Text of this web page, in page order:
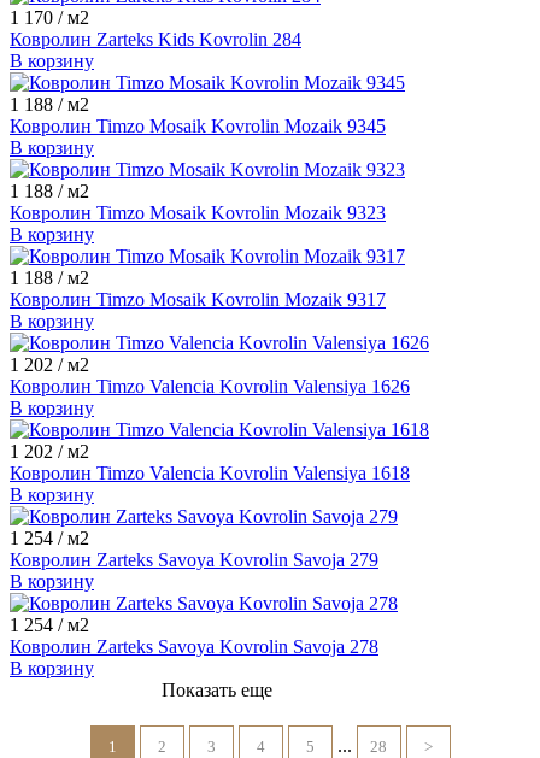
1 170 / м2
Ковролин Zarteks Kids Kovrolin 284
В корзину
1 188 / м2
Ковролин Timzo Mosaik Kovrolin Mozaik 9345
В корзину
1 188 / м2
Ковролин Timzo Mosaik Kovrolin Mozaik 9323
В корзину
1 188 / м2
Ковролин Timzo Mosaik Kovrolin Mozaik 9317
В корзину
1 202 / м2
Ковролин Timzo Valencia Kovrolin Valensiya 1626
В корзину
1 202 / м2
Ковролин Timzo Valencia Kovrolin Valensiya 1618
В корзину
1 254 / м2
Ковролин Zarteks Savoya Kovrolin Savoja 279
В корзину
1 254 / м2
Ковролин Zarteks Savoya Kovrolin Savoja 278
В корзину
Показать еще
1 2 3 4 5 ... 28 >